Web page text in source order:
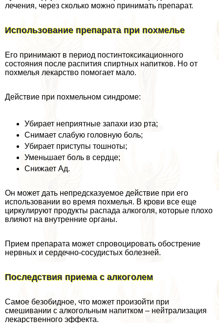
лечения, через сколько можно принимать препарат.
Использование препарата при похмелье
Его принимают в период постинтоксикационного
состояния после распития спиртных напитков. Но от
похмелья лекарство помогает мало.
Действие при похмельном синдроме:
Убирает неприятные запахи изо рта;
Снимает слабую головную боль;
Убирает приступы тошноты;
Уменьшает боль в сердце;
Снижает Ад.
Он может дать непредсказуемое действие при его
использовании во время похмелья. В крови все еще
циркулируют продукты распада алкоголя, которые плохо
влияют на внутренние органы.
Прием препарата может спровоцировать обострение
нервных и сердечно-сосудистых болезней.
Последствия приема с алкоголем
Самое безобидное, что может произойти при
смешивании с алкогольным напитком – нейтрализация
лекарственного эффекта.